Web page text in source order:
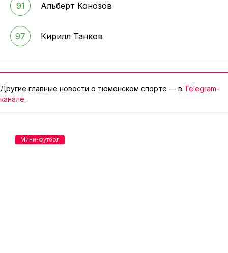
91 Альберт Конозов
97 Кирилл Танков
Другие главные новости о тюменском спорте — в Telegram-
канале.
Мини-футбол